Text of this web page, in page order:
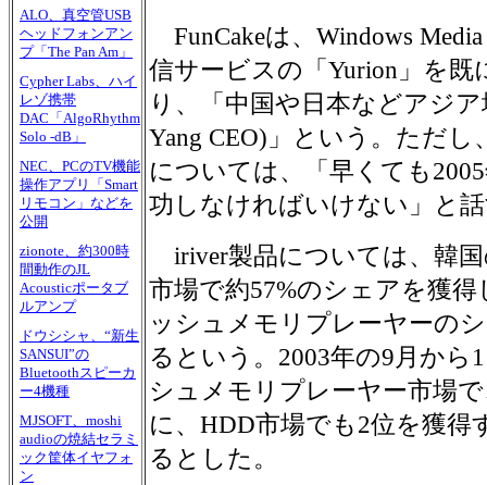
ALO、真空管USB
ヘッドフォンアン
プ「The Pan Am」
Cypher Labs、ハイ
レゾ携帯
DAC「AlgoRhythm
Solo -dB」
NEC、PCのTV機能
操作アプリ「Smart
リモコン」などを
公開
zionote、約300時
間動作のJL
Acousticポータブ
ルアンプ
ドウシシャ、“新生
SANSUI”の
Bluetoothスピーカ
ー4機種
MJSOFT、moshi
audioの焼結セラミ
ック筐体イヤフォ
ン
FunCakeは、Windows
信サービスの「Yurion」を既
り、「中国や日本などアジ
Yang CEO)」という。ただし
については、「早くても
功しなければいけない」と
iriver製品については、韓
市場で約57%のシェアを獲
ッシュメモリプレーヤーの
るという。2003年の9月から
シュメモリプレーヤー市場
に、HDD市場でも2位を獲得
るとした。